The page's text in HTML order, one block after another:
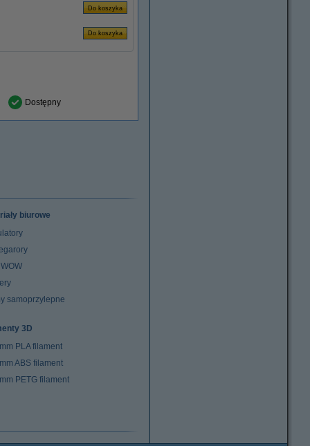
Dostępny
biurowe
samoprzylepne
3D
PLA filament
ABS filament
PETG filament